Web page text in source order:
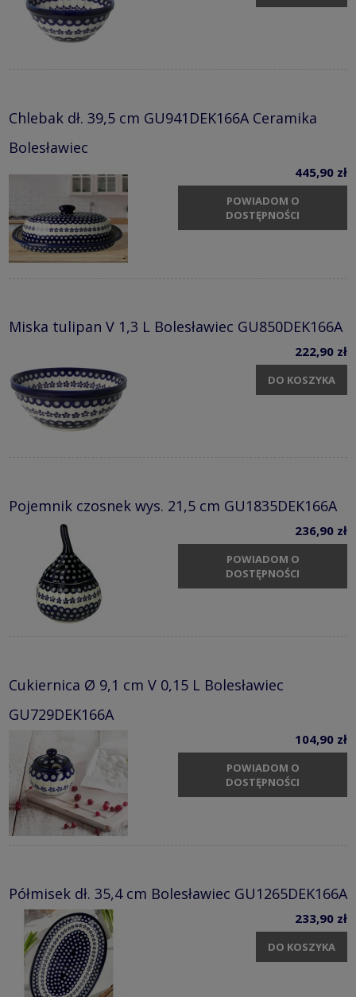
Chlebak dł. 39,5 cm GU941DEK166A Ceramika
Bolesławiec
445,90 zł
POWIADOM O
DOSTĘPNOŚCI
Miska tulipan V 1,3 L Bolesławiec GU850DEK166A
222,90 zł
DO KOSZYKA
Pojemnik czosnek wys. 21,5 cm GU1835DEK166A
236,90 zł
POWIADOM O
DOSTĘPNOŚCI
Cukiernica Ø 9,1 cm V 0,15 L Bolesławiec
GU729DEK166A
104,90 zł
POWIADOM O
DOSTĘPNOŚCI
Półmisek dł. 35,4 cm Bolesławiec GU1265DEK166A
233,90 zł
DO KOSZYKA